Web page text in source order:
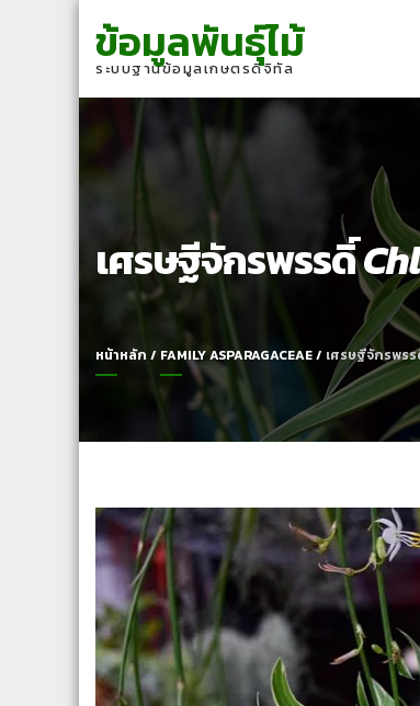
navigation
content
ข้อมูลพันธุ์ไม้
ระบบฐานข้อมูลเกษตรดิจิทัล
เศรษฐีจักรพรรดิ์
หน้าหลัก / FAMILY ASPARAGACEAE/ เศรษฐีจักรพร